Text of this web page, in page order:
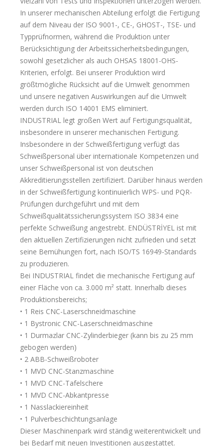
In unserer mechanischen Abteilung erfolgt die Fertigung
auf dem Niveau der ISO 9001-, CE-, GHOST-, TSE- und
Typprüfnormen, während die Produktion unter
Berücksichtigung der Arbeitssicherheitsbedingungen,
sowohl gesetzlicher als auch OHSAS 18001-OHS-
Kriterien, erfolgt. Bei unserer Produktion wird
größtmögliche Rücksicht auf die Umwelt genommen
und unsere negativen Auswirkungen auf die Umwelt
werden durch ISO 14001 EMS eliminiert.
INDUSTRIAL legt großen Wert auf Fertigungsqualität,
insbesondere in unserer mechanischen Fertigung.
Insbesondere in der Schweißfertigung verfügt das
Schweißpersonal über internationale Kompetenzen und
unser Schweißpersonal ist von deutschen
Akkreditierungsstellen zertifiziert. Darüber hinaus werden
in der Schweißfertigung kontinuierlich WPS- und PQR-
Prüfungen durchgeführt und mit dem
Schweißqualitätssicherungssystem ISO 3834 eine
perfekte Schweißung angestrebt. ENDÜSTRİYEL ist mit
den aktuellen Zertifizierungen nicht zufrieden und setzt
seine Bemühungen fort, nach ISO/TS 16949-Standards
zu produzieren.
Bei INDUSTRIAL findet die mechanische Fertigung auf
einer Fläche von ca. 3.000 m² statt. Innerhalb dieses
Produktionsbereichs;
• 1 Reis CNC-Laserschneidmaschine
• 1 Bystronic CNC-Laserschneidmaschine
• 1 Durmazlar CNC-Zylinderbieger (kann bis zu 25 mm
gebogen werden)
• 2 ABB-Schweißroboter
• 1 MVD CNC-Stanzmaschine
• 1 MVD CNC-Tafelschere
• 1 MVD CNC-Abkantpresse
• 1 Nasslackiereinheit
• 1 Pulverbeschichtungsanlage
Dieser Maschinenpark wird ständig weiterentwickelt und
bei Bedarf mit neuen Investitionen ausgestattet.